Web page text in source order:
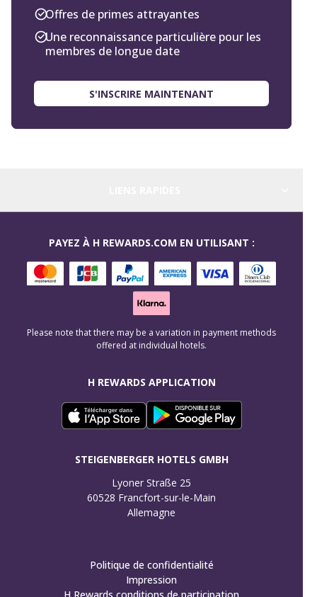
Offres de primes attrayantes
Une reconnaissance particulière pour les
membres de longue date
S'INSCRIRE MAINTENANT
H REWARDS APPLICATION
STEIGENBERGER HOTELS GMBH
Lyoner Straße 25
60528 Francfort-sur-le-Main
Allemagne
PAYEZ À H REWARDS.COM EN UTILISANT :
Please note that there may be a variation in payment methods
offered at individual hotels.
Politique de confidentialité
Impression